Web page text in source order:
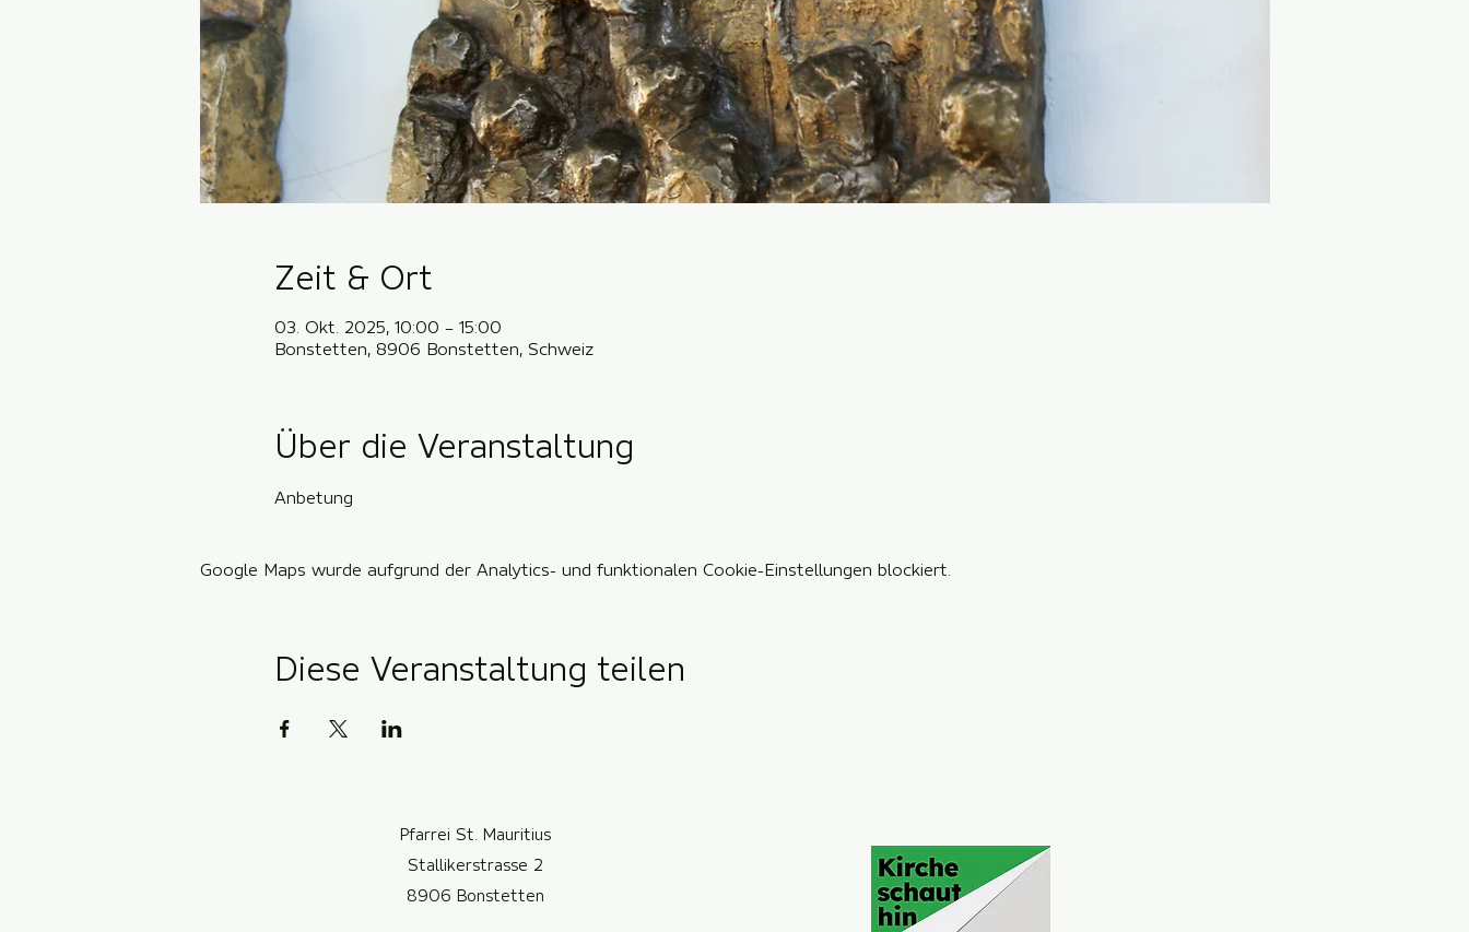
Zeit & Ort
03. Okt. 2025, 10:00 – 15:00
Bonstetten, 8906 Bonstetten, Schweiz
Über die Veranstaltung
Anbetung
Google Maps wurde aufgrund der Analytics- und funktionalen Cookie-Einstellungen blockiert.
Diese Veranstaltung teilen
Pfarrei St. Mauritius
Stallikerstrasse 2
8906 Bonstetten